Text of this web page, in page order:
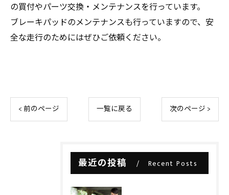
の買付やパーツ交換・メンテナンスを行っています。
ブレーキパッドのメンテナンスも行っていますので、安
全な走行のためにはぜひご依頼ください。
< 前のページ 一覧に戻る 次のページ >
最近の投稿 Recent Posts